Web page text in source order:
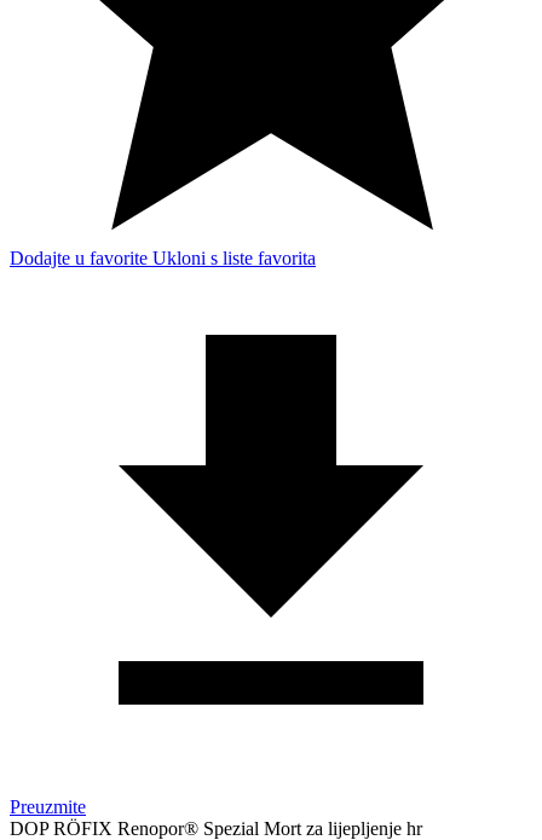
Dodajte u favorite Ukloni s liste favorita
Preuzmite
DOP RÖFIX Renopor® Spezial Mort za lijepljenje hr